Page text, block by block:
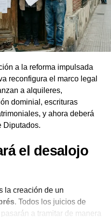
en Miami, adonde
de descanso en Rosario
y hasta el momento no
la muerte de su padre.
a la reforma impulsada
reconfigura el marco legal
a alquileres,
dominial, escrituras
y ahora deberá
Diputados.
el desalojo
la creación de un
. Todos los juicios de
pasarán a tramitar de manera